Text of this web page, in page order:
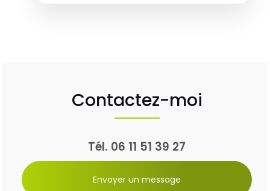
Contactez-moi
Tél. 06 11 51 39 27
Envoyer un message